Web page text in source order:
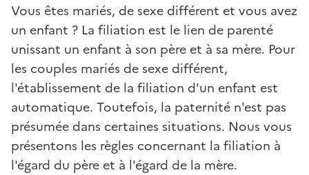
Vous êtes mariés, de sexe différent et vous avez
un enfant ? La filiation est le lien de parenté
unissant un enfant à son père et à sa mère. Pour
les couples mariés de sexe différent,
l'établissement de la filiation d'un enfant est
automatique. Toutefois, la paternité n'est pas
présumée dans certaines situations. Nous vous
présentons les règles concernant la filiation à
l'égard du père et à l'égard de la mère.